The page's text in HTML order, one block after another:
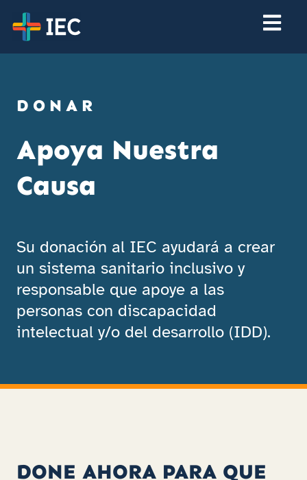
DONAR
Apoya Nuestra
Causa
Su donación al IEC ayudará a crear
un sistema sanitario inclusivo y
responsable que apoye a las
personas con discapacidad
intelectual y/o del desarrollo (IDD).
DONE AHORA PARA QUE